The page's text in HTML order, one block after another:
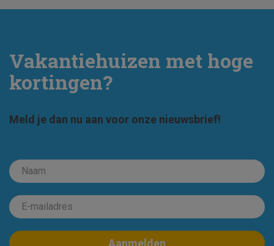
Vakantiehuizen met hoge
kortingen?
Meld je dan nu aan voor onze nieuwsbrief!